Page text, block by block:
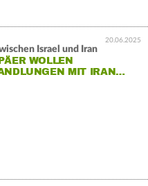
20.06.2025
Israel und Iran
WOLLEN
MIT IRAN…